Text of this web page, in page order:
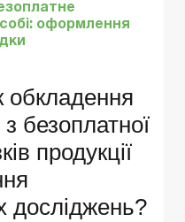
оформлення
обкладення
безоплатної
продукції
досліджень?